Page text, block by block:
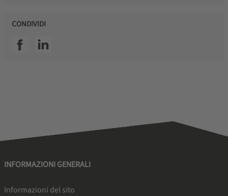
CONDIVIDI
SSI facebookSSI linkedin
INFORMAZIONI GENERALI
Informazioni del sito